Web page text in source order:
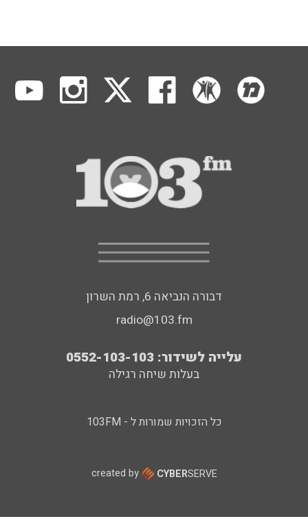
דבורה הנביאה 6, רמת השרון
radio@103.fm
עלייה לשידור: 0552-103-103
בעלות שיחה רגילה
כל הזכויות שמורות ל - 103FM
created by CYBERSERVE